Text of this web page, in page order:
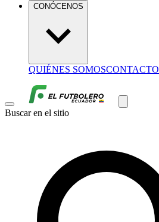
CONÓCENOS
QUIÉNES SOMOSCONTACTO
Buscar en el sitio